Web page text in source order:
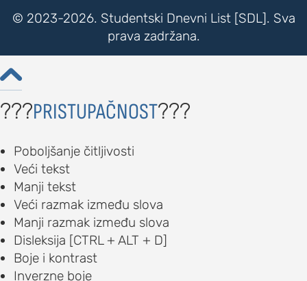
© 2023-2026. Studentski Dnevni List [SDL]. Sva
prava zadržana.

???PRISTUPAČNOST???
Poboljšanje čitljivosti
Veći tekst
Manji tekst
Veći razmak između slova
Manji razmak između slova
Disleksija [CTRL + ALT + D]
Boje i kontrast
Inverzne boje